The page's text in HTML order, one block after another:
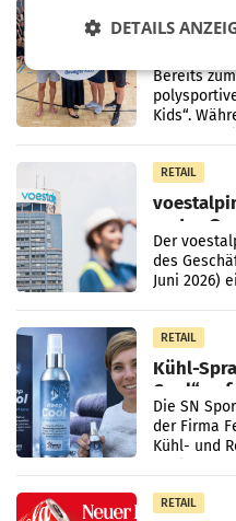
Bipa
Bereits
Kids“.
RETAIL
erstes
Der
des
Juni 2026)
RETAIL
Kühl-
Cool“
Die SN
der Firma
Kühl- und
RETAIL
DETAILS